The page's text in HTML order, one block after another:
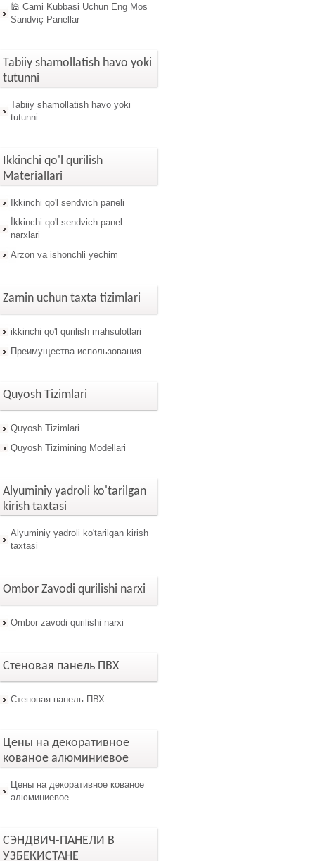
🕌 Cami Kubbasi Uchun Eng Mos
Sandviç Panellar
Tabiiy shamollatish havo yoki
tutunni
Tabiiy shamollatish havo yoki
tutunni
Ikkinchi qo'l qurilish
Materiallari
Ikkinchi qo'l sendvich paneli
İkkinchi qo'l sendvich panel
narxlari
Arzon va ishonchli yechim
Zamin uchun taxta tizimlari
ikkinchi qo'l qurilish mahsulotlari
Преимущества использования
Quyosh Tizimlari
Quyosh Tizimlari
Quyosh Tizimining Modellari
Alyuminiy yadroli ko'tarilgan
kirish taxtasi
Alyuminiy yadroli ko'tarilgan kirish
taxtasi
Ombor Zavodi qurilishi narxi
Ombor zavodi qurilishi narxi
Стеновая панель ПВХ
Стеновая панель ПВХ
Цены на декоративное
кованое алюминиевое
Цены на декоративное кованое
алюминиевое
СЭНДВИЧ-ПАНЕЛИ В
УЗБЕКИСТАНЕ